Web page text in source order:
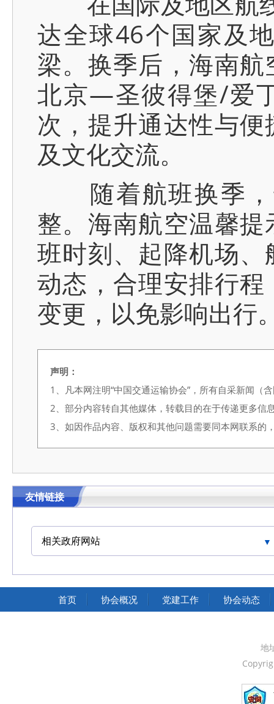
达全球46个国家及
梁。换季后，海南
北京—圣彼得堡/爱
次，提升通达性与
及文化交流。
随着航班换季，
整。海南航空温馨
班时刻、起降机场
动态，合理安排行
变更，以免影响出行
声明：
1、凡本网注明“中国交通运输协会”，所有自采新闻（
2、部分内容转自其他媒体，转载目的在于传递更多信
3、如因作品内容、版权和其他问题需要同本网联系
友情链接
相关政府网站
中国交通运输协会官网
首页 协会概况 党建工作 协会动态
地